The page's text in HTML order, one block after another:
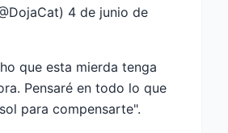
4 de junio de
que esta mierda tenga
Pensaré en todo lo que
para compensarte".